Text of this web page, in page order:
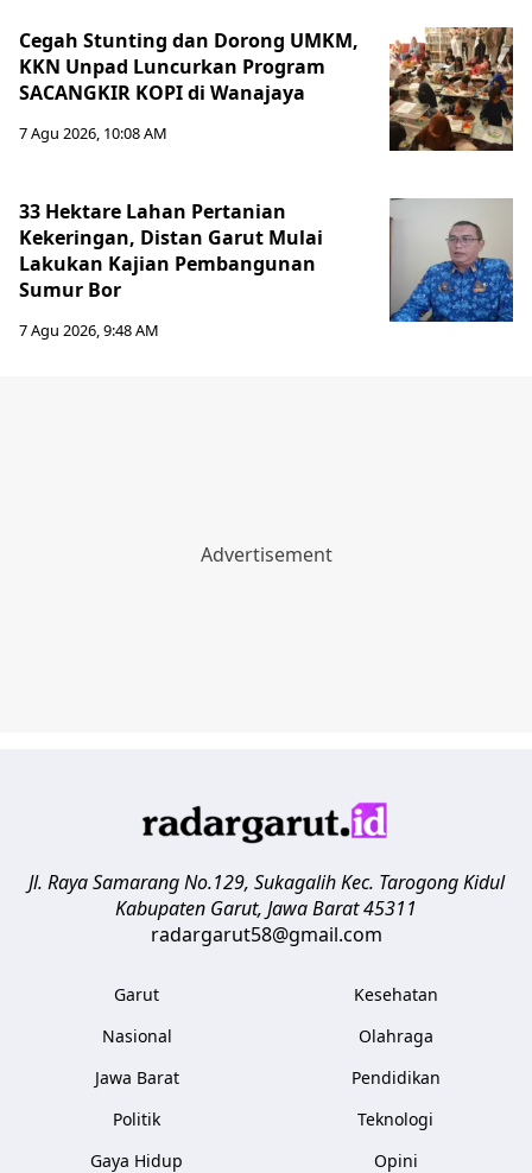
Cegah Stunting dan Dorong UMKM,
KKN Unpad Luncurkan Program
SACANGKIR KOPI di Wanajaya
7 Agu 2026, 10:08 AM
33 Hektare Lahan Pertanian
Kekeringan, Distan Garut Mulai
Lakukan Kajian Pembangunan
Sumur Bor
7 Agu 2026, 9:48 AM
Jl. Raya Samarang No.129, Sukagalih Kec. Tarogong Kidul
Kabupaten Garut, Jawa Barat45311
radargarut58@gmail.com
Garut
Nasional
Jawa Barat
Politik
Gaya Hidup
Kesehatan
Olahraga
Pendidikan
Teknologi
Opini